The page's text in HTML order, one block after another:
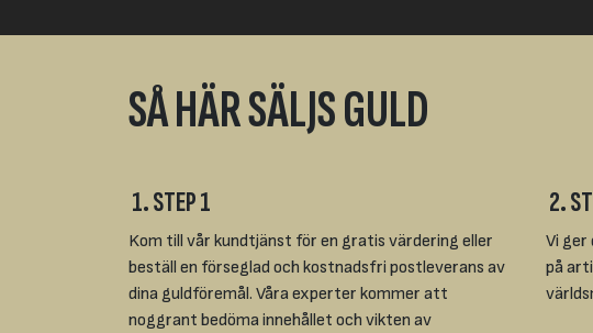
SÅ HÄR SÄLJS GULD
1. STEP 1
Kom till vår kundtjänst för en gratis värdering eller
beställ en förseglad och kostnadsfri postleverans av
dina guldföremål. Våra experter kommer att
noggrant bedöma innehållet och vikten av
2.
Vi
på